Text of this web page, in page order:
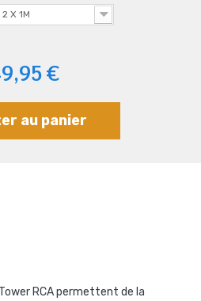
2 X 1M
€
au panier
Tower RCA permettent de la